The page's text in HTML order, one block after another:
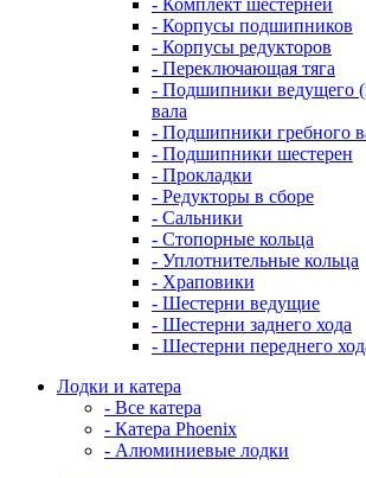
- Корпусы подшипников
- Корпусы редукторов
- Переключающая тяга
- Подшипники ведущего
вала
- Подшипники гребного
- Подшипники шестерен
- Прокладки
- Редукторы в сборе
- Сальники
- Стопорные кольца
- Уплотнительные кольца
- Храповики
- Шестерни ведущие
- Шестерни заднего хода
- Шестерни переднего
Лодки и катера
- Все катера
- Катера Phoenix
- Алюминиевые лодки